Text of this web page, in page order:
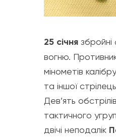
25 січня
вогню.
мінометів
та іншої
Дев’ять
тактичного
двічі неподалік